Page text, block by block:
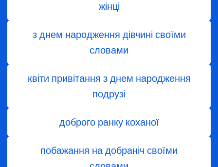
жінці
з днем ​​народження дівчині своїми
словами
квіти привітання з днем народження
подрузі
доброго ранку коханої
побажання на добраніч своїми